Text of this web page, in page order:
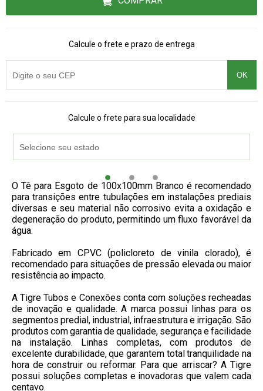
Calcule o frete e prazo de entrega
OK
Calcule o frete para sua localidade
O Tê para Esgoto de 100x100mm Branco é recomendado
para transições entre tubulações em instalações prediais
diversas e seu material não corrosivo evita a oxidação e
degeneração do produto, permitindo um fluxo favorável da
água.
Fabricado em CPVC (policloreto de vinila clorado), é
recomendado para situações de pressão elevada ou maior
resistência ao impacto.
A Tigre Tubos e Conexões conta com soluções recheadas
de inovação e qualidade. A marca possui linhas para os
segmentos predial, industrial, infraestrutura e irrigação. São
produtos com garantia de qualidade, segurança e facilidade
na instalação. Linhas completas, com produtos de
excelente durabilidade, que garantem total tranquilidade na
hora de construir ou reformar. Para que arriscar? A Tigre
possui soluções completas e inovadoras que valem cada
centavo.